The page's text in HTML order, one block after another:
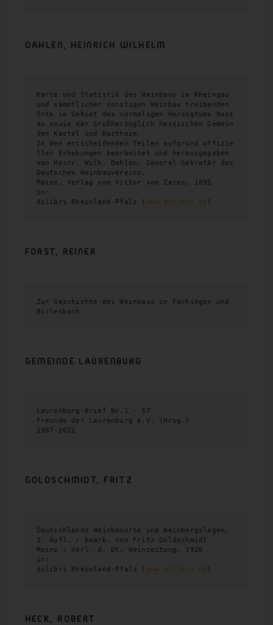
DAHLEN, HEINRICH WILHELM
Karte und Statistik des Weinbaus im Rheingau
und sämmtlicher sonstigen Weinbau treibenden
Orte im Gebiet des vormaligen Herzogtums Nass
au sowie der Großherzoglich hessischen Gemein
den Kastel und Kostheim.
In den entscheidenden Teilen aufgrund offizie
ller Erhebungen bearbeitet und herausgegeben
von Heinr. Wilh. Dahlen, General-Sekretär des
Deutschen Weinbauvereins,
Mainz, Verlag von Victor von Zaren, 1895
in:
dilibri Rheinland-Pfalz ( www.dilibri.de )
FORST, REINER
Zur Geschichte des Weinbaus in Fachingen und
Birlenbach
GEMEINDE LAURENBURG
Laurenburg-Brief Nr.1 - 37
Freunde der Laurenburg e.V. (Hrsg.)
1987-2022
GOLDSCHMIDT, FRITZ
Deutschlands Weinbauorte und Weinbergslagen,
2. Aufl. / bearb. von Fritz Goldschmidt
Mainz : Verl. d. Dt. Weinzeitung, 1920
in:
dilibri Rheinland-Pfalz ( www.dilibri.de )
HECK, ROBERT